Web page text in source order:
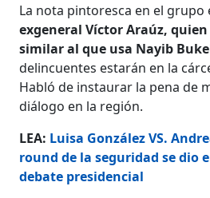
La nota pintoresca en el
exgeneral Víctor Araúz,
similar al que usa Nayib
delincuentes estarán en la
Habló de instaurar la pena de
diálogo en la región.
LEA: Luisa González VS.
round de la seguridad se dio
debate presidencial